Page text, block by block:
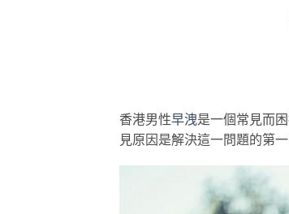
香港男性早洩是一個常見而
見原因是解決這一問題的第